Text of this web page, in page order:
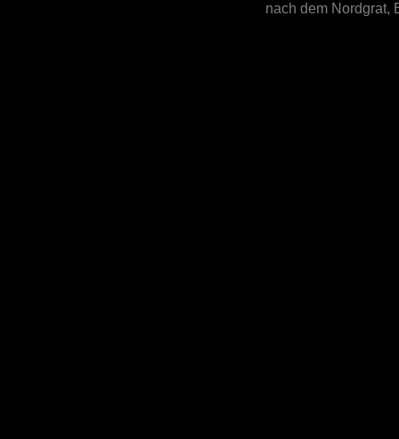
nach dem Nordgrat,